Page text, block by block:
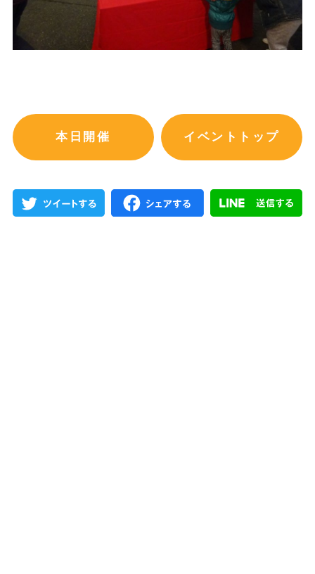
本日開催 イベントトップ